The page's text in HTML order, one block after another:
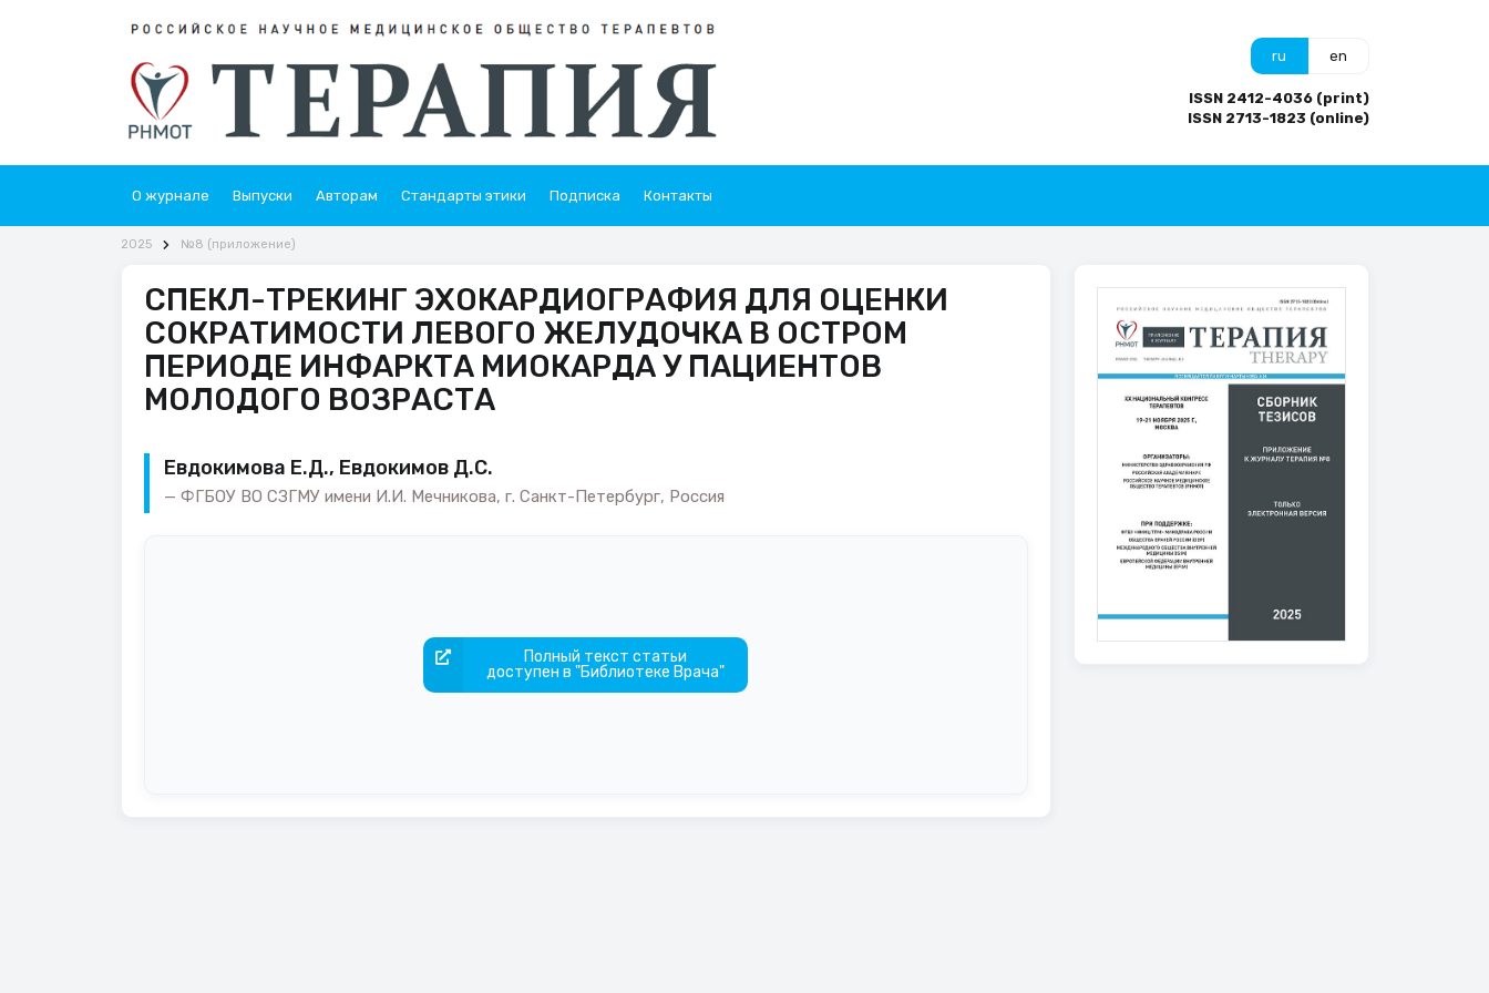
ru en
ISSN 2412-4036 (print)
ISSN 2713-1823 (online)
О журнале Выпуски Авторам Стандарты этики Подписка Контакты
2025 №8 (приложение)
СПЕКЛ-ТРЕКИНГ ЭХОКАРДИОГРАФИЯ ДЛЯ ОЦЕНКИ
СОКРАТИМОСТИ ЛЕВОГО ЖЕЛУДОЧКА В ОСТРОМ
ПЕРИОДЕ ИНФАРКТА МИОКАРДА У ПАЦИЕНТОВ
МОЛОДОГО ВОЗРАСТА
Евдокимова Е.Д., Евдокимов Д.С.
ФГБОУ ВО СЗГМУ имени И.И. Мечникова, г. Санкт-Петербург, Россия
Полный текст статьи
доступен в "Библиотеке Врача"